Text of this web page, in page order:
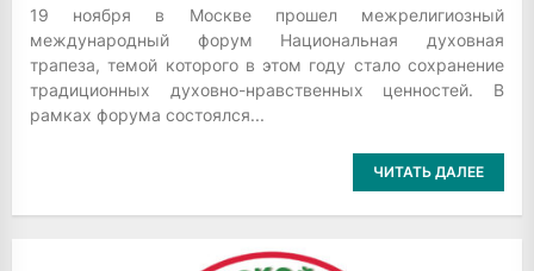
19 ноября в Москве прошел межрелигиозный
международный форум Национальная духовная
трапеза, темой которого в этом году стало сохранение
традиционных духовно-нравственных ценностей. В
рамках форума состоялся...
ЧИТАТЬ ДАЛЕЕ